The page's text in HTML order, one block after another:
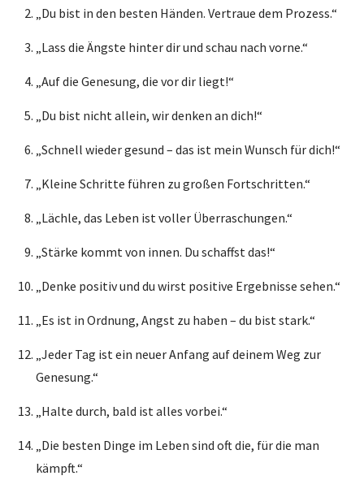
„Du bist in den besten Händen. Vertraue dem Prozess.“
„Lass die Ängste hinter dir und schau nach vorne.“
„Auf die Genesung, die vor dir liegt!“
„Du bist nicht allein, wir denken an dich!“
„Schnell wieder gesund – das ist mein Wunsch für dich!“
„Kleine Schritte führen zu großen Fortschritten.“
„Lächle, das Leben ist voller Überraschungen.“
„Stärke kommt von innen. Du schaffst das!“
„Denke positiv und du wirst positive Ergebnisse sehen.“
„Es ist in Ordnung, Angst zu haben – du bist stark.“
„Jeder Tag ist ein neuer Anfang auf deinem Weg zur
Genesung.“
„Halte durch, bald ist alles vorbei.“
„Die besten Dinge im Leben sind oft die, für die man
kämpft.“